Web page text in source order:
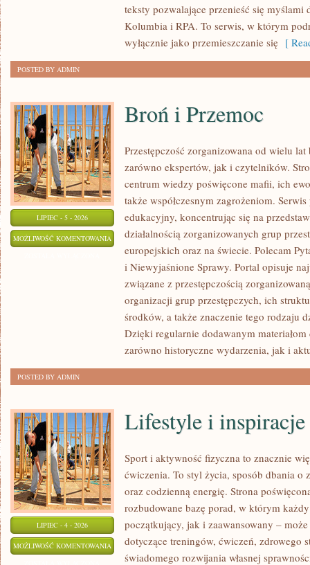
teksty pozwalające przenieść się myślami
Kolumbia i RPA. To serwis, w którym
wyłącznie jako przemieszczanie się [
POSTED BY ADMIN
LIPIEC - 5 - 2026
MOŻLIWOŚĆ KOMENTOWANIA BROŃ
PRZEMOC
Broń i Przemoc
Przestępczość zorganizowana od wielu
zarówno ekspertów, jak i czytelników.
centrum wiedzy poświęcone mafii, ich
także współczesnym zagrożeniom.
edukacyjny, koncentrując się na
działalnością zorganizowanych grup
europejskich oraz na świecie. Polecam
i Niewyjaśnione Sprawy. Portal opisuje
związane z przestępczością
organizacji grup przestępczych, ich
środków, a także znaczenie tego rodzaju
Dzięki regularnie dodawanym
zarówno historyczne wydarzenia, jak i
POSTED BY ADMIN
LIPIEC - 4 - 2026
MOŻLIWOŚĆ KOMENTOWANIA LIFESTYLE
Lifestyle i inspiracje
Sport i aktywność fizyczna to znacznie
ćwiczenia. To styl życia, sposób dbania o
oraz codzienną energię. Strona
rozbudowane bazę porad, w którym
początkujący, jak i zaawansowany –
dotyczące treningów, ćwiczeń, zdrowego
świadomego rozwijania własnej